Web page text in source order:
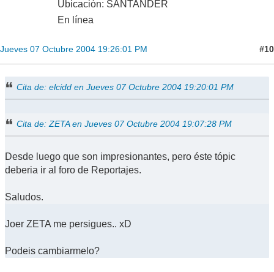
Ubicación: SANTANDER
En línea
Jueves 07 Octubre 2004 19:26:01 PM #10
Cita de: elcidd en Jueves 07 Octubre 2004 19:20:01 PM
Cita de: ZETA en Jueves 07 Octubre 2004 19:07:28 PM
Desde luego que son impresionantes, pero éste tópic
deberia ir al foro de Reportajes.
Saludos.
Joer ZETA me persigues.. xD
Podeis cambiarmelo?